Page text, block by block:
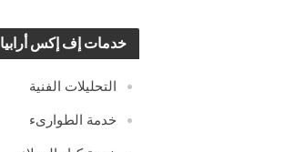
خدمات إف إكس أرابيا
التحليلات الفنية
خدمة الطوارىء